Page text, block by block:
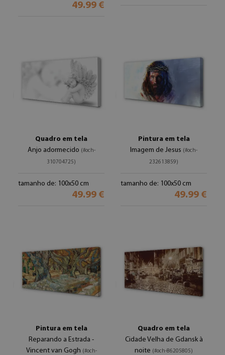
49.99 €
Quadro em tela
Anjo adormecido (#och-
310704725)
tamanho de: 100x50 cm
49.99 €
Pintura em tela
Imagem de Jesus (#och-
232613859)
tamanho de: 100x50 cm
49.99 €
Pintura em tela
Reparando a Estrada -
Vincent van Gogh (#och-
Quadro em tela
Cidade Velha de Gdansk à
noite (#och-86205805)